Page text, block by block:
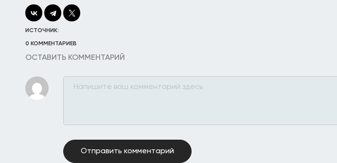
ИСТОЧНИК:
0 КОММЕНТАРИЕВ
ОСТАВИТЬ КОММЕНТАРИЙ